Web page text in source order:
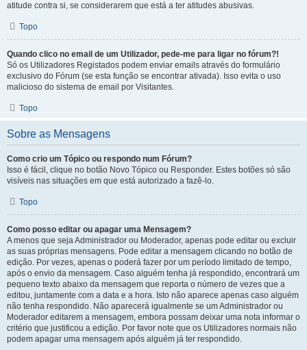
atitude contra si, se considerarem que está a ter atitudes abusivas.
Topo
Quando clico no email de um Utilizador, pede-me para ligar no fórum?!
Só os Utilizadores Registados podem enviar emails através do formulário
exclusivo do Fórum (se esta função se encontrar ativada). Isso evita o uso
malicioso do sistema de email por Visitantes.
Topo
Sobre as Mensagens
Como crio um Tópico ou respondo num Fórum?
Isso é fácil, clique no botão Novo Tópico ou Responder. Estes botões só são
visíveis nas situações em que está autorizado a fazê-lo.
Topo
Como posso editar ou apagar uma Mensagem?
A menos que seja Administrador ou Moderador, apenas pode editar ou excluir
as suas próprias mensagens. Pode editar a mensagem clicando no botão de
edição. Por vezes, apenas o poderá fazer por um período limitado de tempo,
após o envio da mensagem. Caso alguém tenha já respondido, encontrará um
pequeno texto abaixo da mensagem que reporta o número de vezes que a
editou, juntamente com a data e a hora. Isto não aparece apenas caso alguém
não tenha respondido. Não aparecerá igualmente se um Administrador ou
Moderador editarem a mensagem, embora possam deixar uma nota informar o
critério que justificou a edição. Por favor note que os Utilizadores normais não
podem apagar uma mensagem após alguém já ter respondido.